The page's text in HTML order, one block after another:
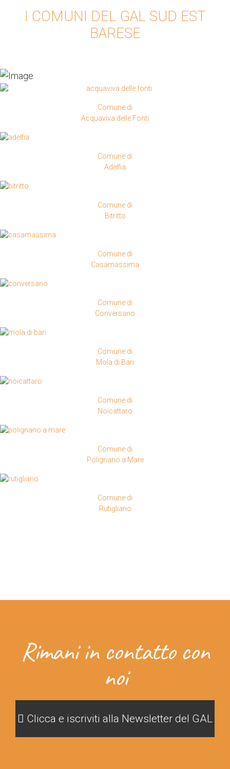
I COMUNI DEL GAL SUD EST
BARESE
Comune di
Acquaviva delle Fonti
Comune di
Adelfia
Comune di
Bitritto
Comune di
Casamassima
Comune di
Conversano
Comune di
Mola di Bari
Comune di
Noicattaro
Comune di
Polignano a Mare
Comune di
Rutigliano
Rimani in contatto con
noi
Clicca e iscriviti alla Newsletter del GAL